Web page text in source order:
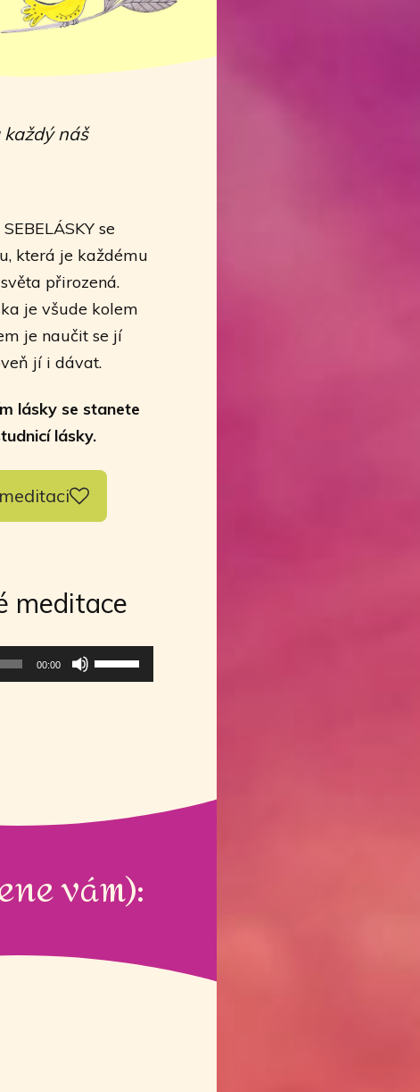
každý náš
se
která je každému
přirozená.
je všude kolem
je naučit se jí
jí i dávat.
lásky se stanete
lásky.
meditace
00:00
Použitím
šipek
vám):